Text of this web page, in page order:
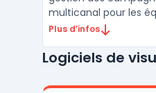
multicanal pour les
automatiser la
rencontrent encore
messages mobiles et
Plus d’infos
Logiciels de